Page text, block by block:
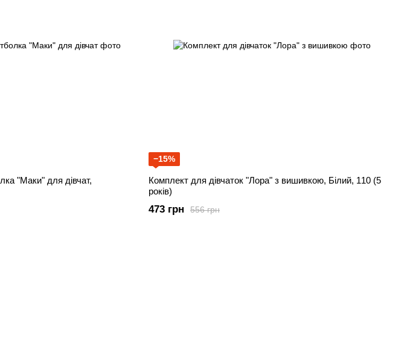
"Маки" для дівчат,
−15%
Комплект для дівчаток "Лора" з вишивкою, Білий, 110 (5
років)
556 грн
473 грн